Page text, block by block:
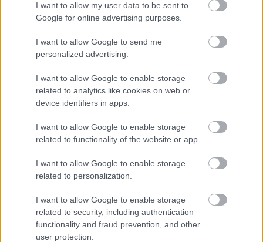
I want to allow my user data to be sent to
Google for online advertising purposes.
I want to allow Google to send me
personalized advertising.
I want to allow Google to enable storage
related to analytics like cookies on web or
device identifiers in apps.
I want to allow Google to enable storage
related to functionality of the website or app.
I want to allow Google to enable storage
related to personalization.
I want to allow Google to enable storage
related to security, including authentication
functionality and fraud prevention, and other
user protection.
KOMENTÁRE Pridať komentár
VIDEO
Chcete dominantu interiéru,
ktorá pritiahne pohľady?
Prečo klasická